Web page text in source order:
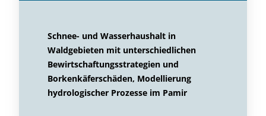
Schnee- und Wasserhaushalt in
Waldgebieten mit unterschiedlichen
Bewirtschaftungsstrategien und
Borkenkäferschäden, Modellierung
hydrologischer Prozesse im Pamir